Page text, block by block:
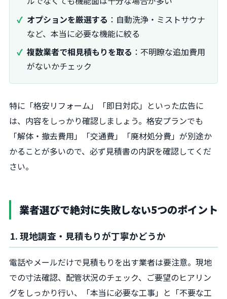
オプションを厳選する ：自動洗浄・ミストサウナ
など、本当に必要な機能に絞る
複数業者で相見積もりを取る ：不明瞭な追加費用
がないかチェック
特に「格安リフォーム」「即日対応」といった広告に
は、内容をしっかり確認しましょう。格安プランでも
「解体・撤去費用」「交通費」「廃材処分費」が別途か
かることが多いので、必ず見積書の内訳を確認してくだ
さい。
業者選びで絶対に失敗しない5つのポイント
1. 現地調査・見積もりが丁寧かどうか
電話やメールだけで見積もりを出す業者は要注意。現地
での寸法確認、配管状況のチェック、ご要望のヒアリン
グをしっかり行い、「本当に必要な工事」と「不要な工